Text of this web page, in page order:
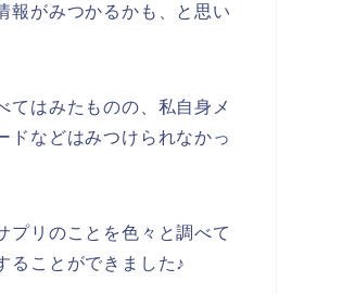
報がみつかるかも、と思い
てはみたものの、私自身メ
ドなどはみつけられなかっ
プリのことを色々と調べて
ることができました♪